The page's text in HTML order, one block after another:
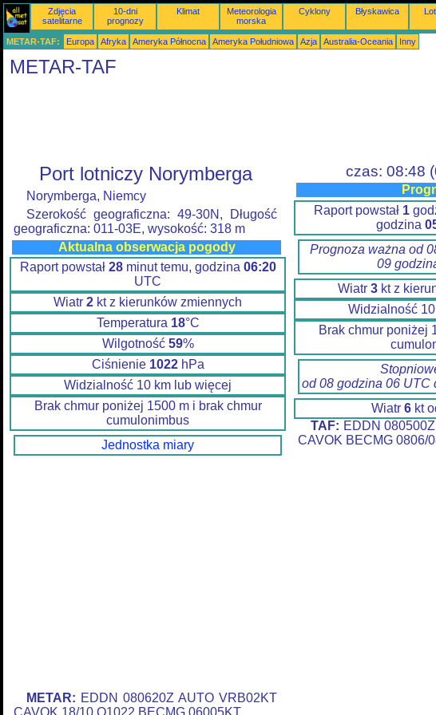
Zdjęcia
satelitarne
10-dni
prognozy
Klimat
Meteorologia
morska
Cyklony Błyskawica
METAR-TAF: Europa Afryka Ameryka Północna Ameryka Południowa Azja Australia-Oceania Inny
METAR-TAF
Port lotniczy Norymberga
Norymberga, Niemcy
Szerokość geograficzna: 49-30N, Długość
geograficzna: 011-03E, wysokość: 318 m
Aktualna obserwacja pogody
Raport powstał 28minut temu, godzina 06:20
UTC
Wiatr 2 kt z kierunków zmiennych
Temperatura 18°C
Wilgotność 59%
Ciśnienie 1022hPa
Widzialność 10 km lub więcej
Brak chmur poniżej 1500 m i brak chmur
cumulonimbus
Jednostka miary
METAR: EDDN 080620Z AUTO VRB02KT
czas: 08:48
Raport powstał 1
godzina
Prognoza ważna od
09
Wiatr 3 kt z
Widzialność
Brak chmur poniżej
od 08 godzina 06 UTC
Wiatr 6 kt
TAF: EDDN
CAVOK BECMG 0806/